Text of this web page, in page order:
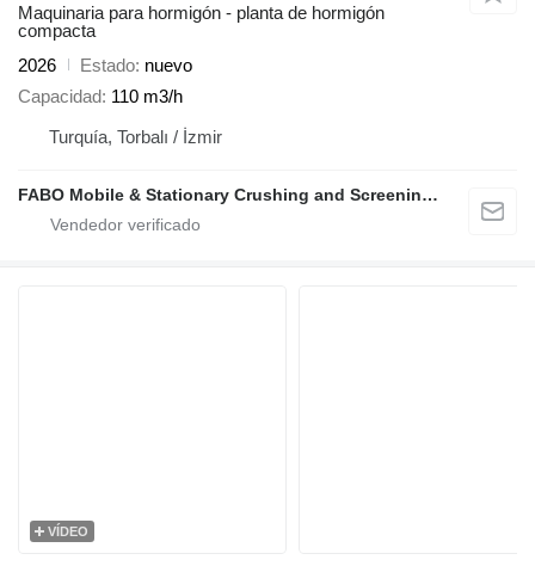
Maquinaria para hormigón - planta de hormigón
compacta
2026
Estado nuevo
Capacidad 110 m3/h
Turquía, Torbalı / İzmir
FABO Mobile & Stationary Crushing and Screening Plants | Concrete Batching Plants Manufacturer
VÍDEO